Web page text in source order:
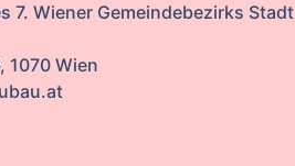
7. Wiener Gemeindebezirks Stadt
1070 Wien